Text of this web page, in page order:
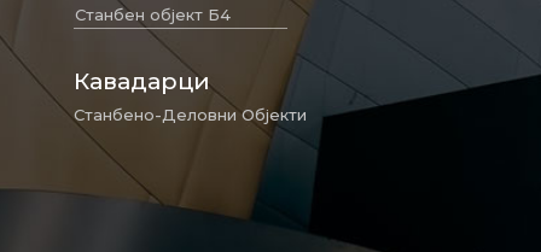
Станбен објект Б4
Кавадарци
Станбено-Деловни Објекти